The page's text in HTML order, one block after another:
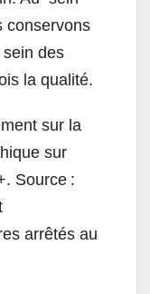
conservons
des
la qualité.
sur la
sur
Source :
arrêtés au